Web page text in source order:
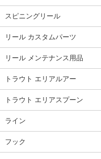
スピニングリール
リール カスタムパーツ
リール メンテナンス用品
トラウト エリアルアー
トラウト エリアスプーン
ライン
フック